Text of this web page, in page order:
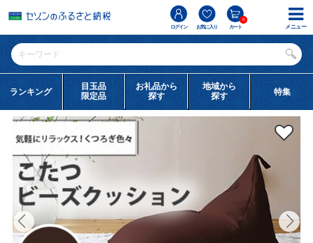
ログイン お気に入り カート
0
ランキング
目玉品
限定品
お礼品から
探す
地域から
探す
特集
メニュー